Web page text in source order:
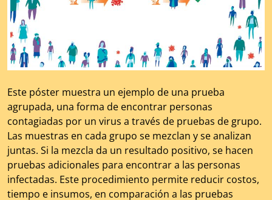
Este póster muestra un ejemplo de una prueba
agrupada, una forma de encontrar personas
contagiadas por un virus a través de pruebas de grupo.
Las muestras en cada grupo se mezclan y se analizan
juntas. Si la mezcla da un resultado positivo, se hacen
pruebas adicionales para encontrar a las personas
infectadas. Este procedimiento permite reducir costos,
tiempo e insumos, en comparación a las pruebas